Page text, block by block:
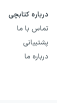
درباره کتابچی
تماس با ما
پشتیبانی
درباره ما